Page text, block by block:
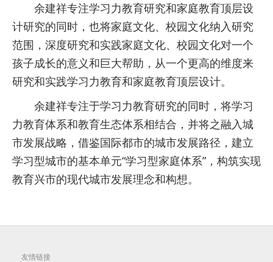
余建祥专注学习力教育研究和家庭教育顶层设
计研究的同时，也将家庭文化、校园文化纳入研究
范围，深度研究和实践家庭文化、校园文化对一个
孩子成长的意义和巨大帮助，从一个更高的维度来
研究和实践学习力教育和家庭教育顶层设计。
余建祥专注于学习力教育研究的同时，将学习
力教育体系和教育生态体系相结合，并将之融入城
市发展战略，借鉴国际都市的城市发展路径，建立
学习型城市的基本单元“学习型家庭体系”，构筑实现
教育兴市的现代城市发展理念和构想。
友情链接